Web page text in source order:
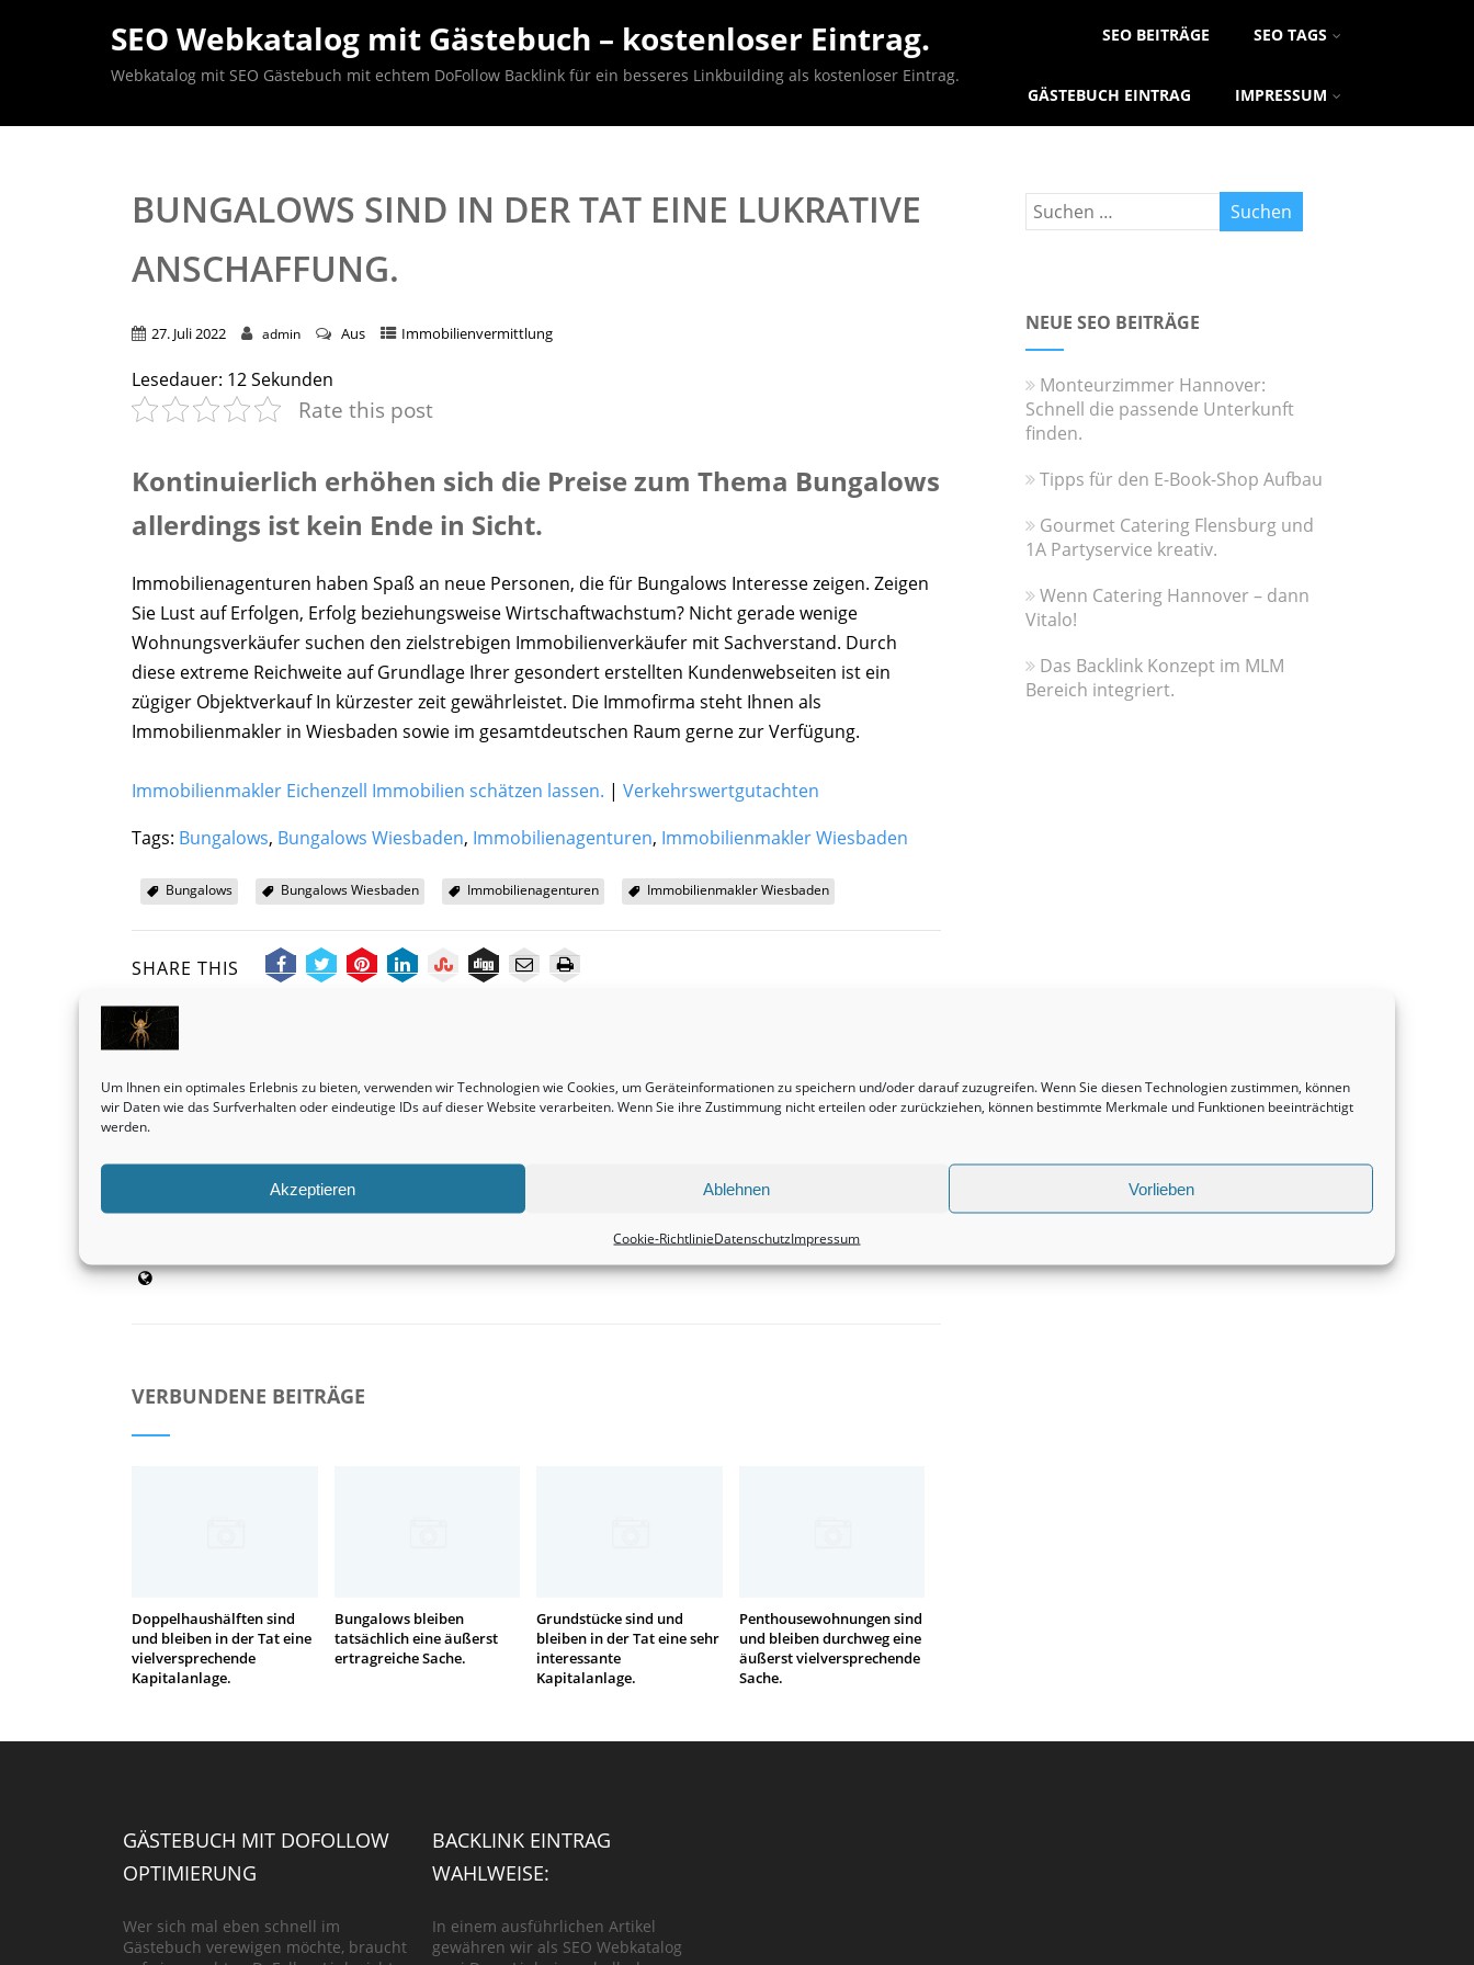
Um Ihnen ein optimales Erlebnis zu bieten, verwenden wir Technologien wie Cookies, um Geräteinformationen zu speichern und/oder darauf zuzugreifen. Wenn Sie diesen Technologien zustimmen, können
wir Daten wie das Surfverhalten oder eindeutige IDs auf dieser Website verarbeiten. Wenn Sie ihre Zustimmung nicht erteilen oder zurückziehen, können bestimmte Merkmale und Funktionen beeinträchtigt
werden.
Akzeptieren Ablehnen Vorlieben
Cookie-RichtlinieDatenschutzImpressum
SEO Webkatalog mit Gästebuch – kostenloser Eintrag.
Webkatalog mit SEO Gästebuch mit echtem DoFollow Backlink für ein besseres Linkbuilding als kostenloser Eintrag.
SEO BEITRÄGE SEO TAGS
GÄSTEBUCH EINTRAG IMPRESSUM
BUNGALOWS SIND IN DER TAT EINE LUKRATIVE
ANSCHAFFUNG.
27. Juli 2022 admin Aus Immobilienvermittlung
Lesedauer: 12Sekunden
Rate this post
Kontinuierlich erhöhen sich die Preise zum Thema Bungalows
allerdings ist kein Ende in Sicht.
Immobilienagenturen haben Spaß an neue Personen, die für Bungalows Interesse zeigen. Zeigen
Sie Lust auf Erfolgen, Erfolg beziehungsweise Wirtschaftwachstum? Nicht gerade wenige
Wohnungsverkäufer suchen den zielstrebigen Immobilienverkäufer mit Sachverstand. Durch
diese extreme Reichweite auf Grundlage Ihrer gesondert erstellten Kundenwebseiten ist ein
zügiger Objektverkauf In kürzester zeit gewährleistet. Die Immofirma steht Ihnen als
Immobilienmakler in Wiesbaden sowie im gesamtdeutschen Raum gerne zur Verfügung.
Immobilienmakler Eichenzell Immobilien schätzen lassen. |Verkehrswertgutachten
Tags: Bungalows, Bungalows Wiesbaden, Immobilienagenturen, Immobilienmakler Wiesbaden
Bungalows Bungalows Wiesbaden Immobilienagenturen Immobilienmakler Wiesbaden
SHARE THIS
Vorheriger Beitrag
außerordentlich rentable Investition.
Immobilienvermittlung
sehr ertragreiche Kapitalanlage.
Immobilienvermittlung
admin
VERBUNDENE BEITRÄGE
Doppelhaushälften sind
und bleiben in der Tat eine
vielversprechende
Kapitalanlage.
Bungalows bleiben
tatsächlich eine äußerst
ertragreiche Sache.
Grundstücke sind und
bleiben in der Tat eine sehr
interessante
Kapitalanlage.
Penthousewohnungen sind
und bleiben durchweg eine
äußerst vielversprechende
Sache.
NEUE SEO BEITRÄGE
Monteurzimmer Hannover:
Schnell die passende Unterkunft
finden.
Tipps für den E-Book-Shop Aufbau
Gourmet Catering Flensburg und
1A Partyservice kreativ.
Wenn Catering Hannover – dann
Vitalo!
Das Backlink Konzept im MLM
Bereich integriert.
GÄSTEBUCH MIT DOFOLLOW
OPTIMIERUNG
Wer sich mal eben schnell im
Gästebuch verewigen möchte, braucht
BACKLINK EINTRAG
WAHLWEISE:
In einem ausführlichen Artikel
gewähren wir als SEO Webkatalog